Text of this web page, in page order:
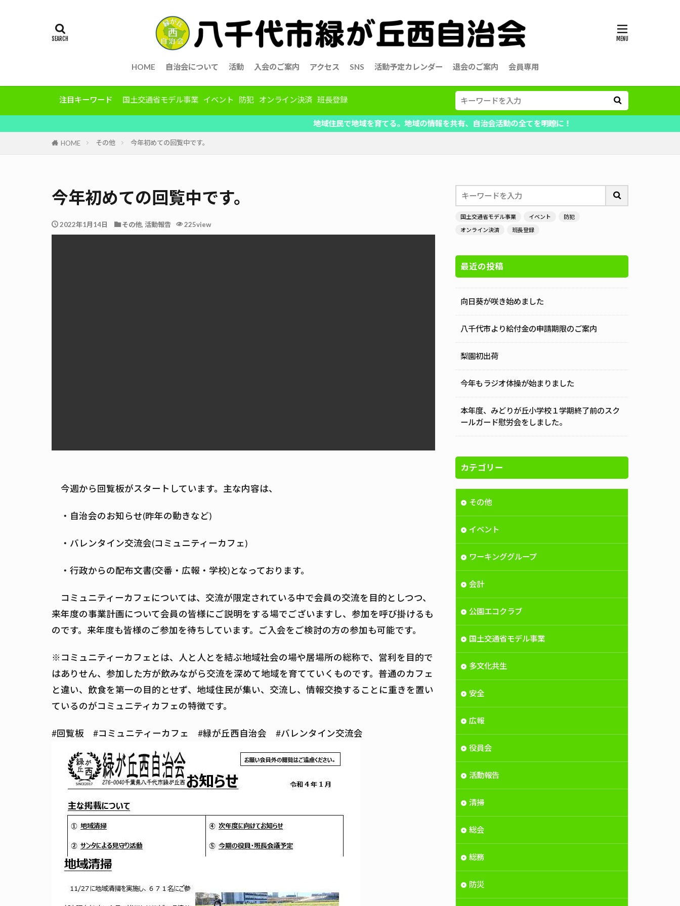
HOME 自治会について 活動 入会のご案内 アクセス SNS 活動予定カレンダー 退会のご案内 会員専用
注目キーワード 国土交通省モデル事業 イベント 防犯 オンライン決済 班長登録
地域住民で地域を育てる。地域の情報を共有、自治会活動の全てを明瞭に！
HOME その他 今年初めての回覧中です。
今年初めての回覧中です。
2022年1月14日 その他, 活動報告 225view
今週から回覧板がスタートしています。主な内容は、
・自治会のお知らせ(昨年の動きなど)
・バレンタイン交流会(コミュニティーカフェ)
・行政からの配布文書(交番・広報・学校)となっております。
コミュニティーカフェについては、交流が限定されている中で会員の交流を目的としつつ、
来年度の事業計画について会員の皆様にご説明をする場でございますし、参加を呼び掛けるも
のです。来年度も皆様のご参加を待ちしています。ご入会をご検討の方の参加も可能です。
※コミュニティーカフェとは、人と人とを結ぶ地域社会の場や居場所の総称で、営利を目的で
はありせん、参加した方が飲みながら交流を深めて地域を育てていくものです。普通のカフェ
と違い、飲食を第一の目的とせず、地域住民が集い、交流し、情報交換することに重きを置い
ているのがコミュニティカフェの特徴です。
#回覧板 #コミュニティーカフェ #緑が丘西自治会 #バレンタイン交流会
国土交通省モデル事業 イベント
防犯
オンライン決済
班長登録
最近の投稿
向日葵が咲き始めました
八千代市より給付金の申請期限のご案内
梨園初出荷
今年もラジオ体操が始まりました
本年度、みどりが丘小学校１学期終了前のスク
ールガード慰労会をしました。
カテゴリー
その他
イベント
ワーキンググループ
会計
公園エコクラブ
国土交通省モデル事業
多文化共生
安全
広報
役員会
活動報告
清掃
総会
総務
防災